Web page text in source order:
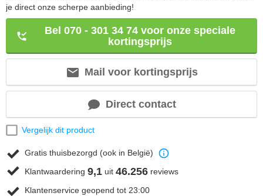
je direct onze scherpe aanbieding!
Bel 070 - 301 34 74 voor onze speciale
kortingsprijs
Mail voor kortingsprijs
Direct contact
Vergelijk dit product
Gratis thuisbezorgd (ook in België)
Klantwaardering 9,1 uit 46.256 reviews
Klantenservice geopend tot 23:00